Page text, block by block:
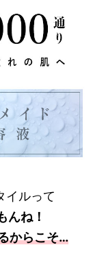
イルって
んね！
からこそ…